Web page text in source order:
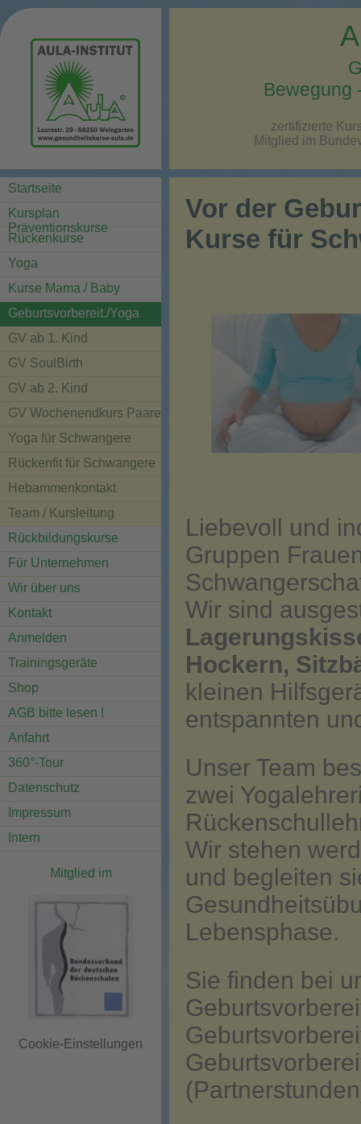
Bewegung
zertifizierte
Mitglied im
Startseite
Kursplan
Präventionskurse
Rückenkurse
Yoga
Kurse Mama / Baby
Geburtsvorbereit./Yoga
GV ab 1. Kind
GV SoulBirth
GV ab 2. Kind
GV Wochenendkurs Paare
Yoga für Schwangere
Rückenfit für Schwangere
Hebammenkontakt
Team / Kursleitung
Rückbildungskurse
Für Unternehmen
Wir über uns
Kontakt
Anmelden
Trainingsgeräte
Shop
AGB bitte lesen !
Anfahrt
360°-Tour
Datenschutz
Impressum
Intern
Mitglied im
Cookie-Einstellungen
Vor der
Kurse für
Liebevoll und
Gruppen
Wir sind
Hockern,
kleinen
entspannten
Unser Team
zwei
Wir stehen
und begleiten
Lebensphase.
Sie finden bei